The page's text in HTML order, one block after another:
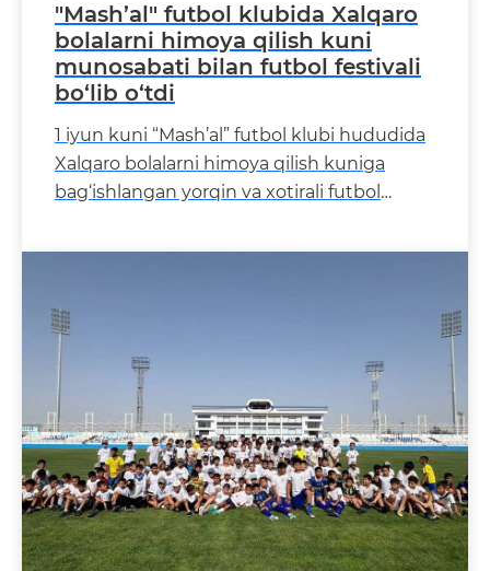
"Mash’al" futbol klubida Xalqaro
bolalarni himoya qilish kuni
munosabati bilan futbol festivali
bo‘lib o‘tdi
1 iyun kuni “Mash’al” futbol klubi hududida
Xalqaro bolalarni himoya qilish kuniga
bag‘ishlangan yorqin va xotirali futbol